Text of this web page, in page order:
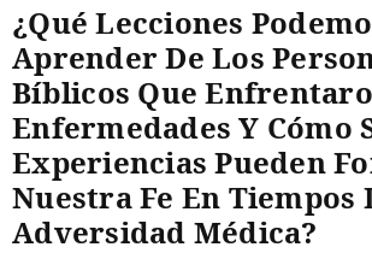
¿Qué Lecciones
Aprender De Los
Bíblicos Que
Enfermedades Y Cómo
Experiencias Pueden
Nuestra Fe En Tiempos
Adversidad Médica?